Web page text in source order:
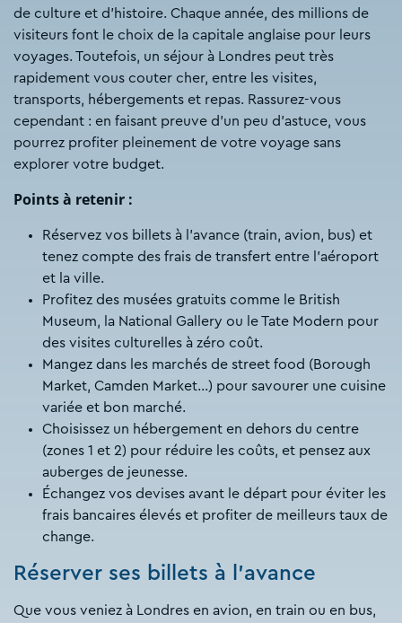
de culture et d’histoire. Chaque année, des millions de
visiteurs font le choix de la capitale anglaise pour leurs
voyages. Toutefois, un séjour à Londres peut très
rapidement vous couter cher, entre les visites,
transports, hébergements et repas. Rassurez-vous
cependant : en faisant preuve d’un peu d’astuce, vous
pourrez profiter pleinement de votre voyage sans
explorer votre budget.
Points à retenir :
Réservez vos billets à l’avance (train, avion, bus) et
tenez compte des frais de transfert entre l’aéroport
et la ville.
Profitez des musées gratuits comme le British
Museum, la National Gallery ou le Tate Modern pour
des visites culturelles à zéro coût.
Mangez dans les marchés de street food (Borough
Market, Camden Market…) pour savourer une cuisine
variée et bon marché.
Choisissez un hébergement en dehors du centre
(zones 1 et 2) pour réduire les coûts, et pensez aux
auberges de jeunesse.
Échangez vos devises avant le départ pour éviter les
frais bancaires élevés et profiter de meilleurs taux de
change.
Réserver ses billets à l’avance
Que vous veniez à Londres en avion, en train ou en bus,